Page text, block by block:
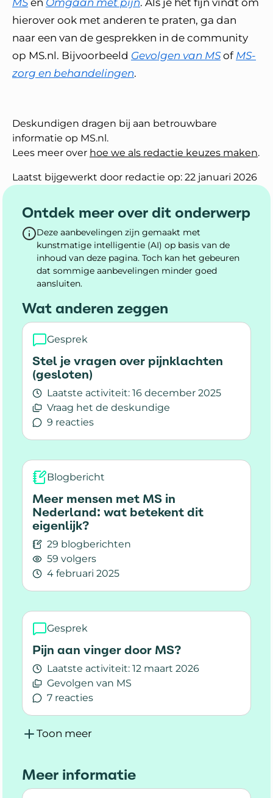
MS en Omgaan met pijn. Als je het fijn vindt om
hierover ook met anderen te praten, ga dan
naar een van de gesprekken in de community
op MS.nl. Bijvoorbeeld Gevolgen van MSof MS-
zorg en behandelingen.
Deskundigen dragen bij aan betrouwbare
informatie op MS.nl.
Lees meer over hoe we als redactie keuzes maken.
Laatst bijgewerkt door redactie op: 22 januari 2026
Ontdek meer over dit onderwerp
Deze aanbevelingen zijn gemaakt met
kunstmatige intelligentie (AI) op basis van de
inhoud van deze pagina. Toch kan het gebeuren
dat sommige aanbevelingen minder goed
aansluiten.
Wat anderen zeggen
Gesprek
Stel je vragen over pijnklachten
(gesloten)
Laatste activiteit: 16 december 2025
Vraag het de deskundige
9 reacties
Lees meer over Stel je vragen over
Blogbericht
Meer mensen met MS in
Nederland: wat betekent dit
eigenlijk?
29 blogberichten
59 volgers
4 februari 2025
Lees meer over Meer mensen met MS in
Gesprek
Pijn aan vinger door MS?
Laatste activiteit: 12 maart 2026
Gevolgen van MS
7 reacties
Lees meer over Pijn aan vinger door MS?
Toon meer
Meer informatie